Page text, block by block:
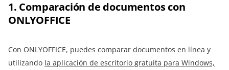
1. Comparación de documentos con
ONLYOFFICE
Con ONLYOFFICE, puedes comparar documentos en línea y
utilizando la aplicación de escritorio gratuita para Windows,